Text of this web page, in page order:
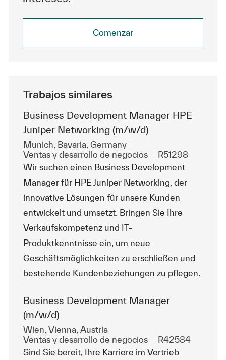
Comenzar
Trabajos similares
Business Development Manager HPE
Juniper Networking (m/w/d)
Ubicación
Munich, Bavaria, Germany
Categoría
Ventas y desarrollo de negocios Id. de trabajo
R51298
Wir suchen einen Business Development
Manager für HPE Juniper Networking, der
innovative Lösungen für unsere Kunden
entwickelt und umsetzt. Bringen Sie Ihre
Verkaufskompetenz und IT-
Produktkenntnisse ein, um neue
Geschäftsmöglichkeiten zu erschließen und
bestehende Kundenbeziehungen zu pflegen.
Business Development Manager
(m/w/d)
Ubicación
Wien, Vienna, Austria
Categoría
Ventas y desarrollo de negocios Id. de trabajo
R42584
Sind Sie bereit, Ihre Karriere im Vertrieb